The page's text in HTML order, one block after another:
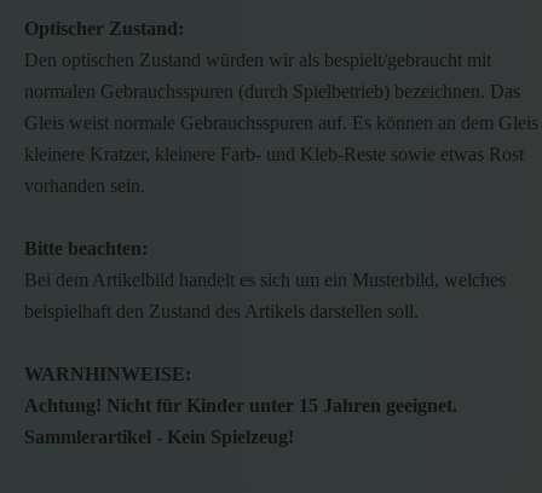
Optischer Zustand:
Den optischen Zustand würden wir als bespielt/gebraucht mit
normalen Gebrauchsspuren (durch Spielbetrieb) bezeichnen. Das
Gleis weist normale Gebrauchsspuren auf. Es können an dem Gleis
kleinere Kratzer, kleinere Farb- und Kleb-Reste sowie etwas Rost
vorhanden sein.
Bitte beachten:
Bei dem Artikelbild handelt es sich um ein Musterbild, welches
beispielhaft den Zustand des Artikels darstellen soll.
WARNHINWEISE:
Achtung! Nicht für Kinder unter 15 Jahren geeignet.
Sammlerartikel - Kein Spielzeug!